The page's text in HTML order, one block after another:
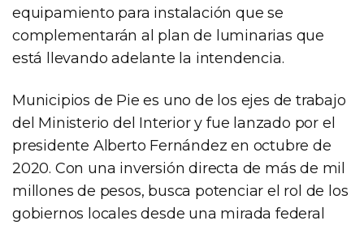
equipamiento para instalación que se
complementarán al plan de luminarias que
está llevando adelante la intendencia.
Municipios de Pie es uno de los ejes de trabajo
del Ministerio del Interior y fue lanzado por el
presidente Alberto Fernández en octubre de
2020. Con una inversión directa de más de mil
millones de pesos, busca potenciar el rol de los
gobiernos locales desde una mirada federal